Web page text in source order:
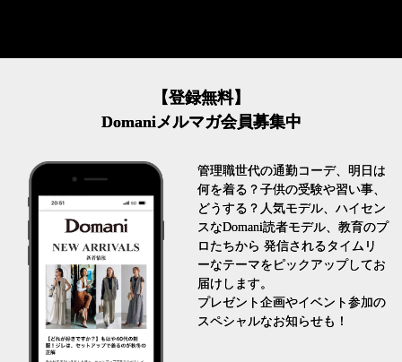
【登録無料】
Domaniメルマガ会員募集中
管理職世代の通勤コーデ、明日は
何を着る？子供の受験や習い事、
どうする？人気モデル、ハイセン
スなDomani読者モデル、教育のプ
ロたちから 発信されるタイムリ
ーなテーマをピックアップしてお
届けします。
プレゼント企画やイベント参加の
スペシャルなお知らせも！